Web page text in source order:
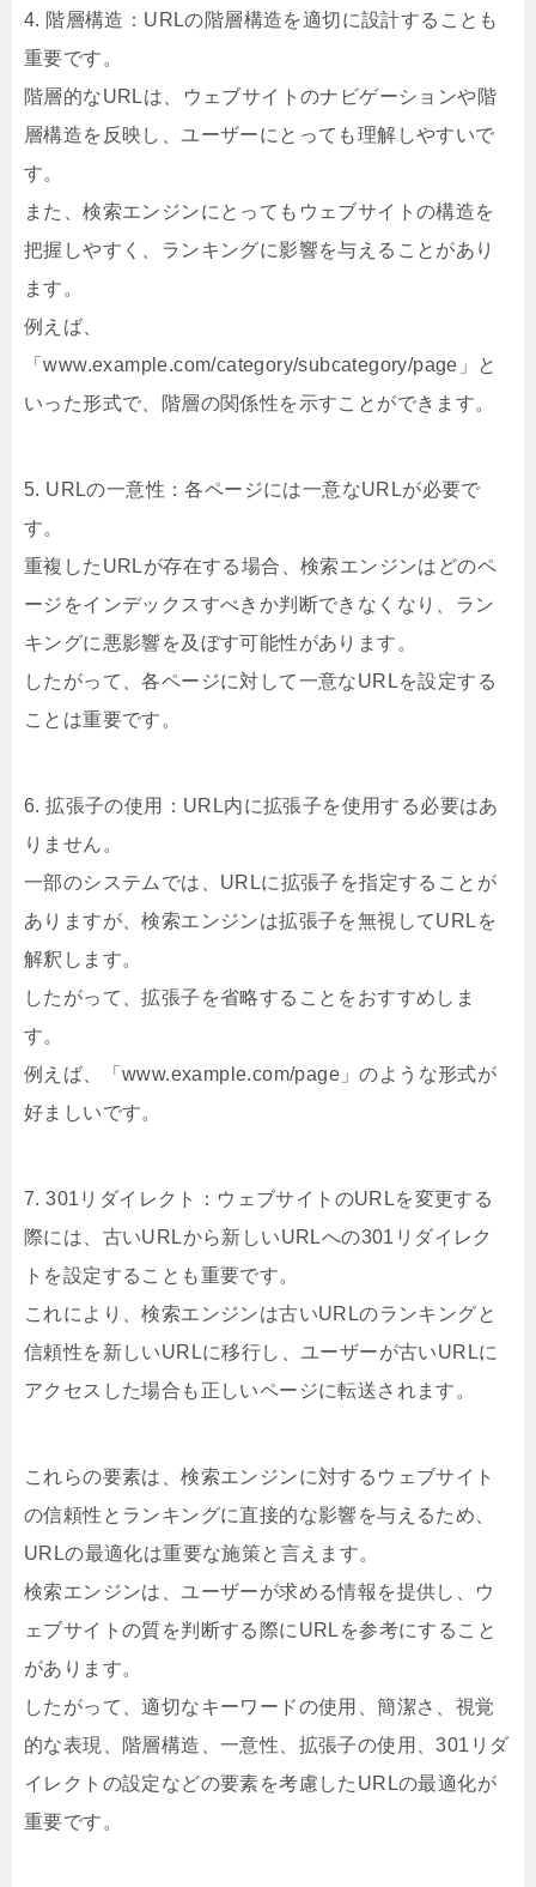
4. 階層構造：URLの階層構造を適切に設計することも
重要です。
階層的なURLは、ウェブサイトのナビゲーションや階
層構造を反映し、ユーザーにとっても理解しやすいで
す。
また、検索エンジンにとってもウェブサイトの構造を
把握しやすく、ランキングに影響を与えることがあり
ます。
例えば、
「www.example.com/category/subcategory/page」と
いった形式で、階層の関係性を示すことができます。
5. URLの一意性：各ページには一意なURLが必要で
す。
重複したURLが存在する場合、検索エンジンはどのペ
ージをインデックスすべきか判断できなくなり、ラン
キングに悪影響を及ぼす可能性があります。
したがって、各ページに対して一意なURLを設定する
ことは重要です。
6. 拡張子の使用：URL内に拡張子を使用する必要はあ
りません。
一部のシステムでは、URLに拡張子を指定することが
ありますが、検索エンジンは拡張子を無視してURLを
解釈します。
したがって、拡張子を省略することをおすすめしま
す。
例えば、「www.example.com/page」のような形式が
好ましいです。
7. 301リダイレクト：ウェブサイトのURLを変更する
際には、古いURLから新しいURLへの301リダイレク
トを設定することも重要です。
これにより、検索エンジンは古いURLのランキングと
信頼性を新しいURLに移行し、ユーザーが古いURLに
アクセスした場合も正しいページに転送されます。
これらの要素は、検索エンジンに対するウェブサイト
の信頼性とランキングに直接的な影響を与えるため、
URLの最適化は重要な施策と言えます。
検索エンジンは、ユーザーが求める情報を提供し、ウ
ェブサイトの質を判断する際にURLを参考にすること
があります。
したがって、適切なキーワードの使用、簡潔さ、視覚
的な表現、階層構造、一意性、拡張子の使用、301リダ
イレクトの設定などの要素を考慮したURLの最適化が
重要です。